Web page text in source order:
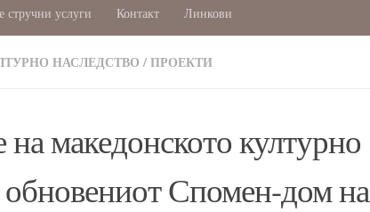
услуги Контакт Линкови
НАСЛЕДСТВО /ПРОЕКТИ
македонското културно
обновениот Спомен-дом на